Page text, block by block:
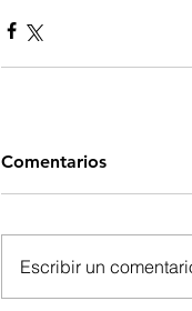
Comentarios
Escribir un